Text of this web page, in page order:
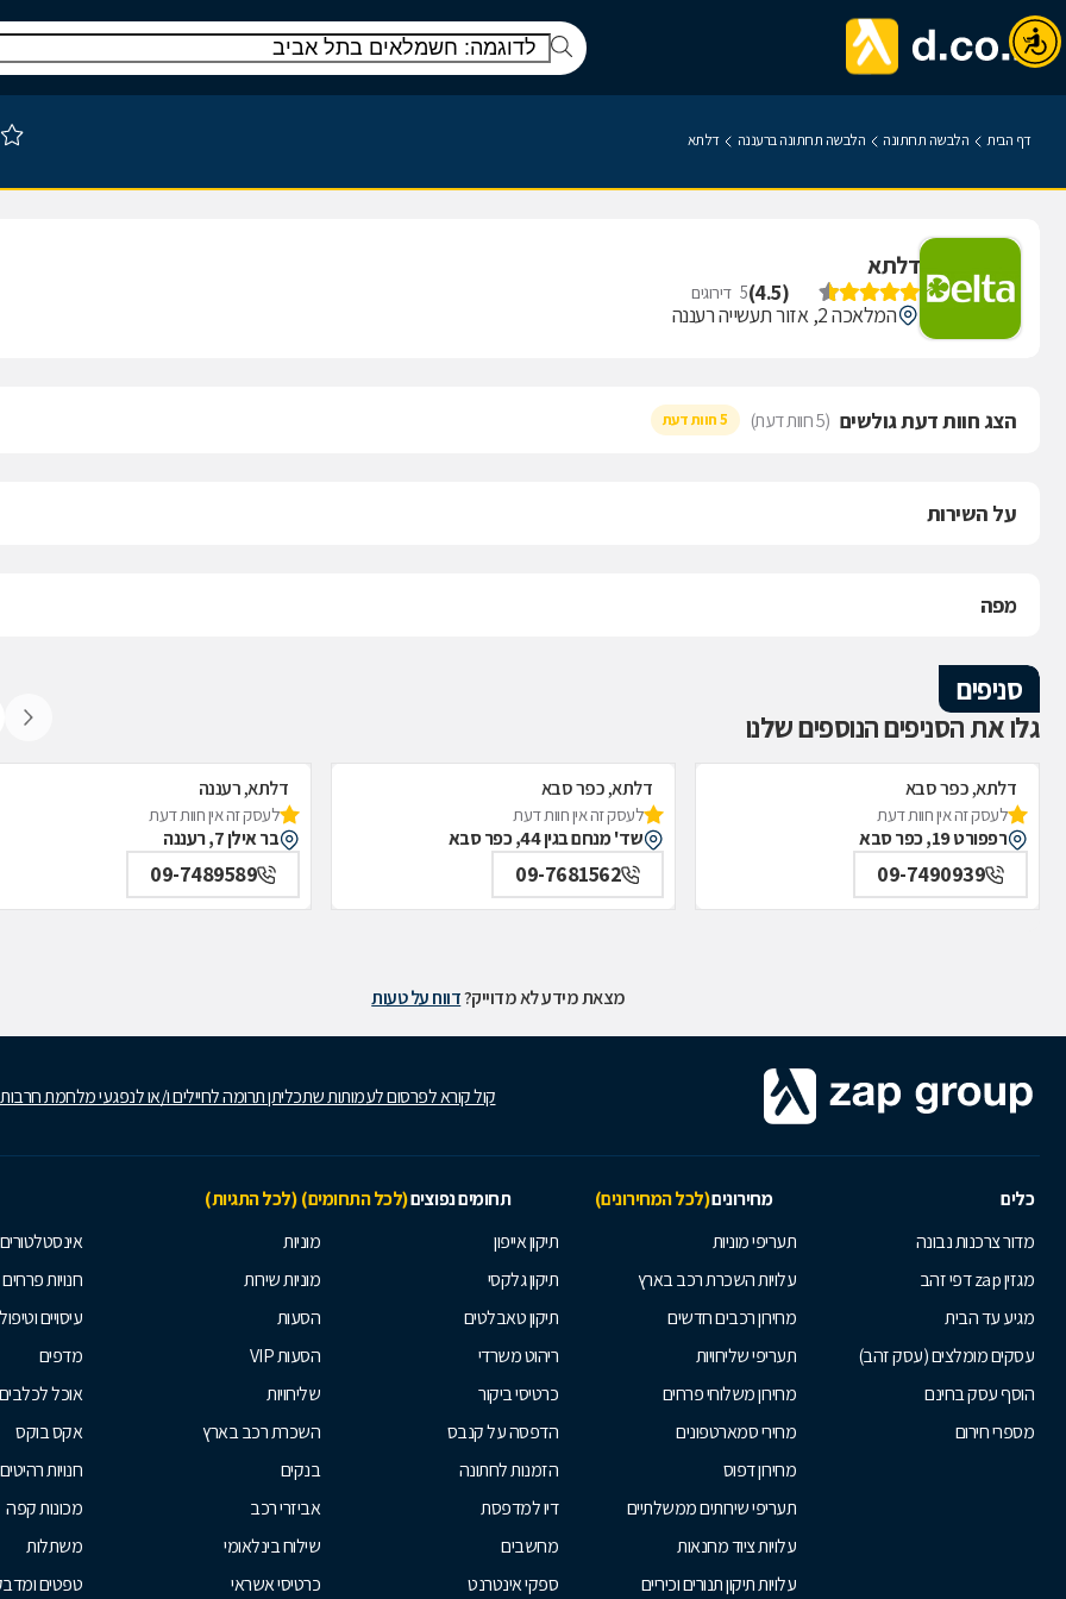
דף הבית הלבשה תחתונה הלבשה תחתונה ברעננה דלתא
דלתא
(
4.5
)
5 דירוגים
המלאכה 2, אזור תעשייה רעננה
הצג חוות דעת גולשים (5 חוות דעת) 5 חוות דעת
על השירות
מפה
סניפים
גלו את הסניפים הנוספים שלנו
דלתא, כפר סבא
לעסק זה אין חוות דעת
רפפורט 19, כפר סבא
09-7490939
דלתא, כפר סבא
לעסק זה אין חוות דעת
שד' מנחם בגין 44, כפר סבא
09-7681562
דלתא, רעננה
לעסק זה אין חוות דעת
בר אילן 7, רעננה
09-7489589
מצאת מידע לא מדוייק?דווח על טעות
קול קורא לפרסום לעמותות שתכליתן תרומה לחיילים ו/או לנפגעי מלחמת
כלים מחירונים(לכל המחירונים) תחומים נפוצים(לכל התחומים) (לכל התגיות)
מדור צרכנות נבונה
מגזין zap דפי זהב
מגיע עד הבית
עסקים מומלצים (עסק זהב)
הוסף עסק בחינם
מספרי חירום
תעריפי מוניות
עלויות השכרת רכב בארץ
מחירון רכבים חדשים
תעריפי שליחויות
מחירון משלוחי פרחים
מחירי סמארטפונים
מחירון דפוס
תעריפי שירותים ממשלתיים
עלויות ציוד מחנאות
עלויות תיקון תנורים וכיריים
תיקון אייפון
תיקון גלקסי
תיקון טאבלטים
ריהוט משרדי
כרטיסי ביקור
הדפסה על קנבס
הזמנות לחתונה
דיו למדפסת
מחשבים
ספקי אינטרנט
מוניות
מוניות שירות
הסעות
הסעות VIP
שליחויות
השכרת רכב בארץ
בנקים
אביזרי רכב
שילוח בינלאומי
כרטיסי אשראי
אינסטלטורים
חנויות פרחים
עיסויים
מדפים
אוכל לכלבים
אקס בוקס
חנויות רהיטים
מכונות קפה
משתלות
טפטים